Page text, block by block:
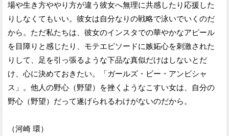
場や生き方ややり方が違う彼女へ無理に共感したり応援した
りしなくてもいい。彼女は自分なりの戦略で泳いでいくのだ
から。ただ私たちは、彼女のインスタでの華やかなアピール
を目障りと感じたり、モテエピソードに嫉妬心を刺激された
りして、足を引っ張るような下品な真似だけはしないとだ
け、心に決めておきたい。「ガールズ・ビー・アンビシャ
ス」。他人の野心（野望）を挫くようなこすい女は、自分の
野心（野望）だって遂げられるわけがないのだから。
（河崎 環）